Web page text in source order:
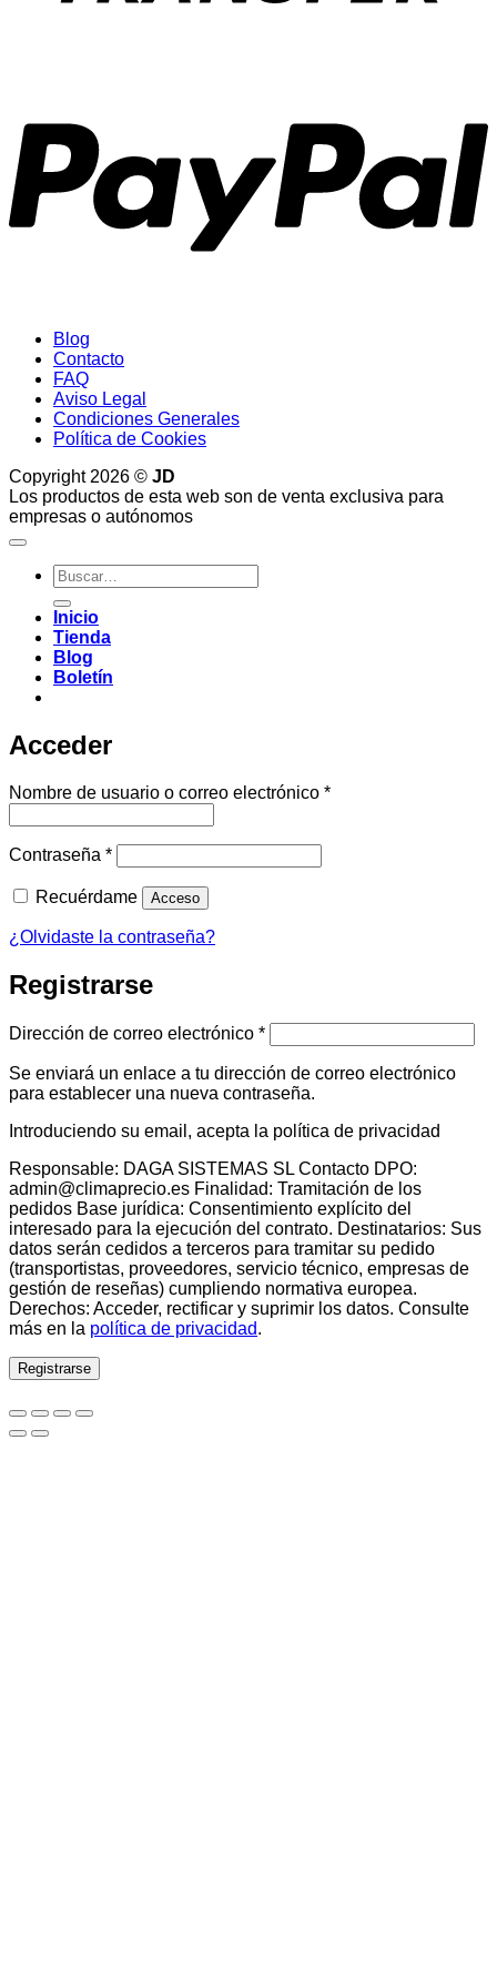
Blog
Contacto
FAQ
Aviso Legal
Condiciones Generales
Política de Cookies
Copyright 2026 © JD
Los productos de esta web son de venta exclusiva para
empresas o autónomos
Buscar
por:
Inicio
Tienda
Blog
Boletín
Acceder
Nombre de usuario o correo electrónico *Obligatorio
Contraseña *Obligatorio
Recuérdame Acceso
¿Olvidaste la contraseña?
Registrarse
Dirección de correo electrónico *Obligatorio
Se enviará un enlace a tu dirección de correo electrónico
para establecer una nueva contraseña.
Introduciendo su email, acepta la política de privacidad
Responsable: DAGA SISTEMAS SL Contacto DPO:
admin@climaprecio.es Finalidad: Tramitación de los
pedidos Base jurídica: Consentimiento explícito del
interesado para la ejecución del contrato. Destinatarios: Sus
datos serán cedidos a terceros para tramitar su pedido
(transportistas, proveedores, servicio técnico, empresas de
gestión de reseñas) cumpliendo normativa europea.
Derechos: Acceder, rectificar y suprimir los datos. Consulte
más en la política de privacidad.
Registrarse